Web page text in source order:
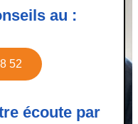
au :
52
écoute par